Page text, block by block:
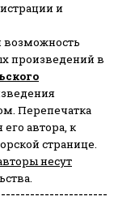
и
возможность
произведений в
Перепечатка
автора, к
странице.
несут